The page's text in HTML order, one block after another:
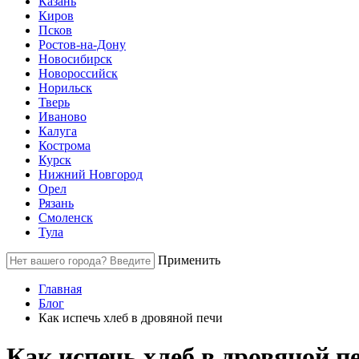
Киров
Псков
Ростов-на-Дону
Новосибирск
Новороссийск
Норильск
Тверь
Иваново
Калуга
Кострома
Курск
Нижний Новгород
Орел
Рязань
Смоленск
Тула
Применить
Главная
Блог
Как испечь хлеб в дровяной печи